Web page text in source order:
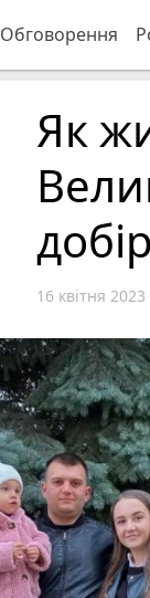
Обговорення
Як
16 квітня 2023